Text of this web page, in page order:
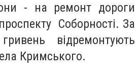
- на ремонт дороги
Соборності. За
відремонтують
Кримського.